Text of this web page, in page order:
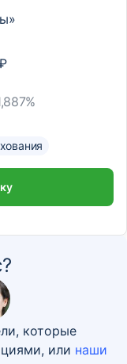
которые
или наши